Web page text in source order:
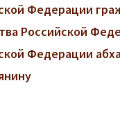
Федерации
Российской
Федерации